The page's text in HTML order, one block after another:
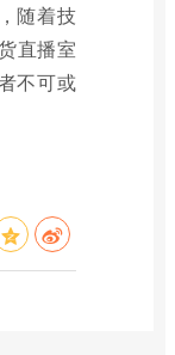
随着技
直播室
不可或